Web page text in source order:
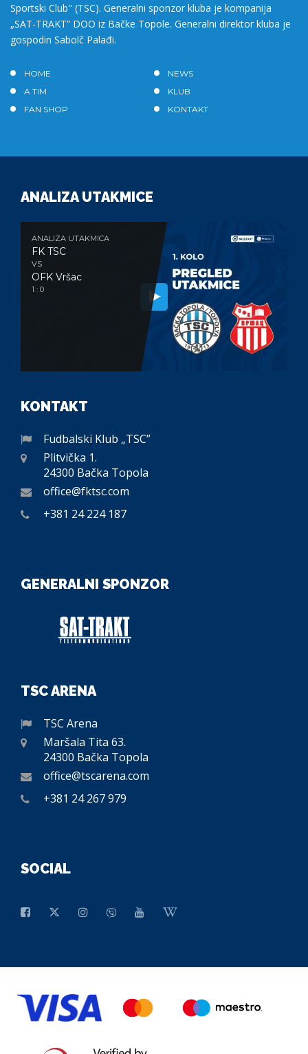
Sportski Club" (TSC). Generalni sponzor kluba je kompanija
„SAT-TRAKT” DOO iz Bačke Topole. Generalni direktor kluba je
gospodin Sabolč Palađi.
HOME
NEWS
A TIM
KLUB
FAN SHOP
KONTAKT
ANALIZA UTAKMICE
ANALIZA UTAKMICA
FK TSC
VS
OFK Vršac
1 : 0
KONTAKT
Fudbalski Klub „TSC”
Plitvička 1.
24300 Bačka Topola
office@fktsc.com
+381 24 224 187
GENERALNI SPONZOR
TSC ARENA
TSC Arena
Maršala Tita 63.
24300 Bačka Topola
office@tscarena.com
+381 24 267 979
SOCIAL